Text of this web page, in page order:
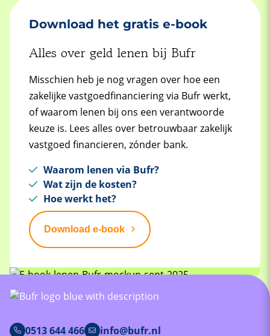
Download het gratis e-book
Alles over geld lenen bij Bufr
Misschien heb je nog vragen over hoe een
zakelijke vastgoedfinanciering via Bufr werkt,
of waarom lenen bij ons een verantwoorde
keuze is. Lees alles over betrouwbaar zakelijk
vastgoed financieren, zónder bank.
Waarom lenen via Bufr?
Wat zijn de kosten?
Hoe werkt het?
Download e-book
0513 644 466 info@bufr.nl